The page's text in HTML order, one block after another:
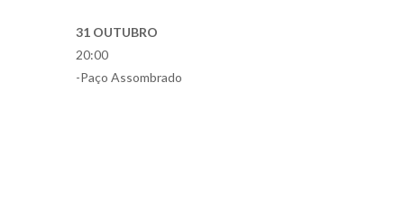
31 OUTUBRO
20:00
-Paço Assombrado